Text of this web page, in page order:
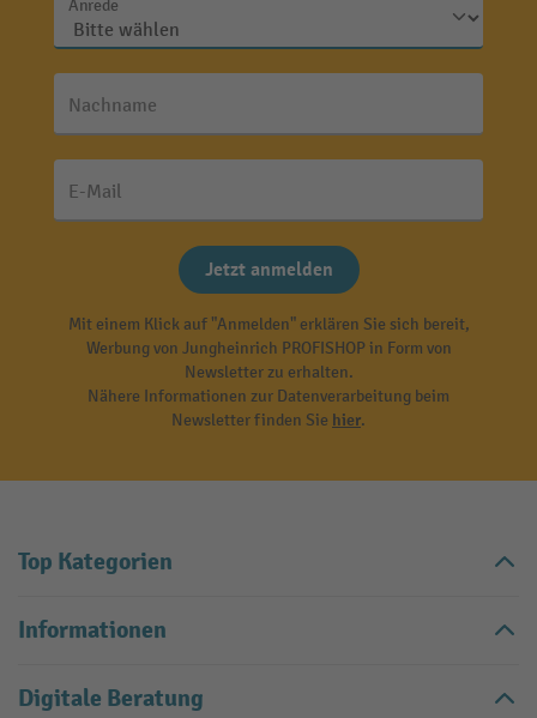
Anrede
Nachname
E-Mail
Jetzt anmelden
Mit einem Klick auf "Anmelden" erklären Sie sich bereit,
Werbung von Jungheinrich PROFISHOP in Form von
Newsletter zu erhalten.
Nähere Informationen zur Datenverarbeitung beim
Newsletter finden Sie hier.
Top Kategorien
Informationen
Digitale Beratung